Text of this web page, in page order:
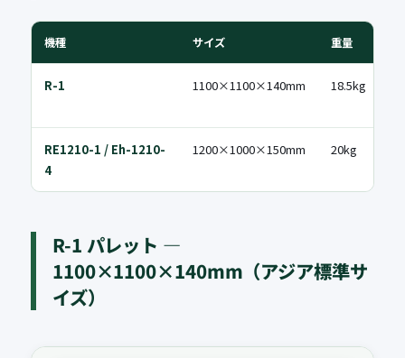
機種 サイズ 重量
R-1 1100×1100×140mm 18.5kg
RE1210-1 / Eh-1210-
4
1200×1000×150mm 20kg
R-1 パレット —
1100×1100×140mm（アジア標準サ
イズ）